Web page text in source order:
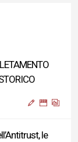
le